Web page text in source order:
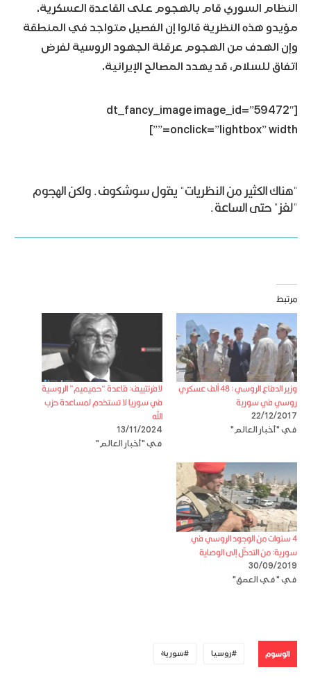
النظام السوري قام بالهجوم على القاعدة العسكرية.
مؤيدو هذه النظرية قالوا إن الفصيل متواجد في المنطقة
وإن الهدف من الهجوم عرقلة الجهود الروسية لفرض
اتفاق للسلام، قد يهدد المصالح الإيرانية.
[dt_fancy_image image_id=”59472″
onclick=”lightbox” width=””]
"هناك الكثير من النظريات" يقول سوشكوف. ولكن الهجوم
"لغز" حتى الساعة.
مرتبط
وزير الدفاع الروسي : 48 ألف عسكري
روسي في سورية
22/12/2017
في "أخبار العالم"
لافرنتييف: قاعدة “حميميم” الروسية
في سوريا لا تستخدم لمساعدة حزب
الله
13/11/2024
في "أخبار العالم"
4 سنوات من الوجود الروسي في
سورية: من التدخّل إلى الوصاية
30/09/2019
في "في العمق"
الوسوم روسيا سورية